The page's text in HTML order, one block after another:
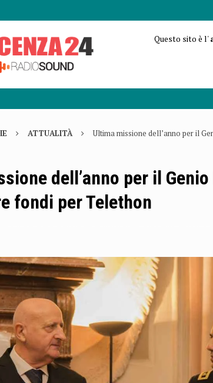
Questo sito è l'
ATTUALITÀ
Ultima missione dell’anno per il
dell’anno per il
fondi per Telethon